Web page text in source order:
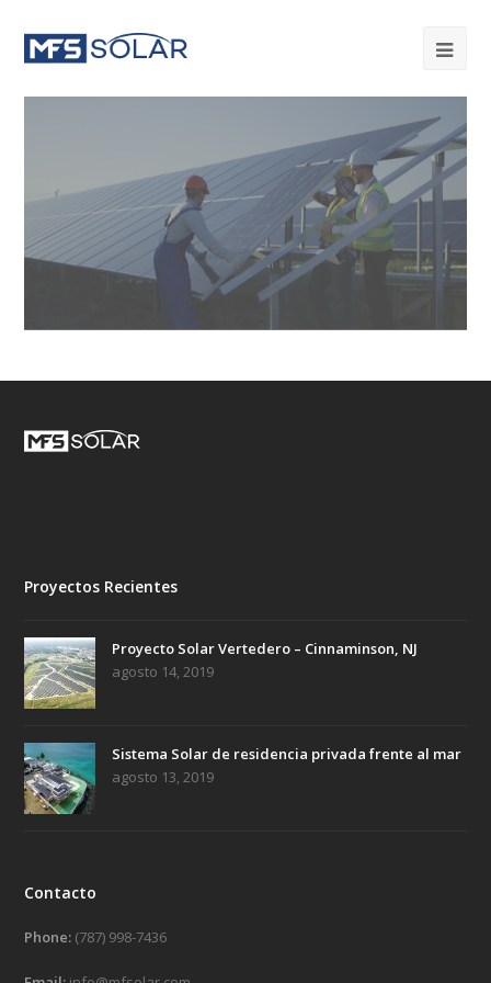
Proyectos Recientes
Proyecto Solar Vertedero – Cinnaminson, NJ
agosto 14, 2019
Sistema Solar de residencia privada frente al mar
agosto 13, 2019
Contacto
Phone: (787) 998-7436